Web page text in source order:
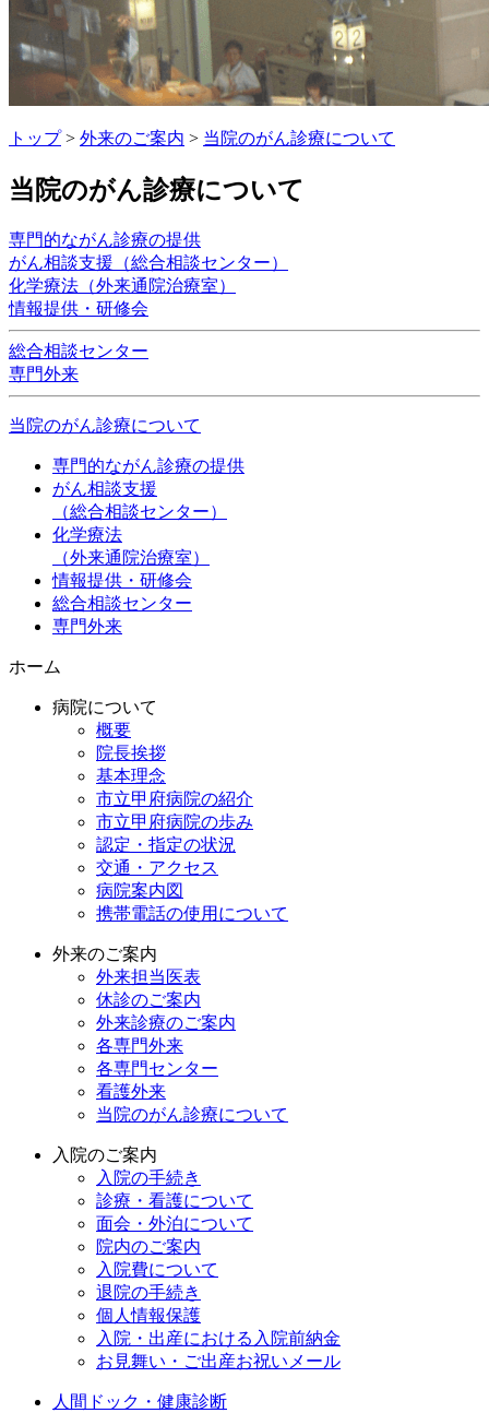
トップ> 外来のご案内 > 当院のがん診療について
当院のがん診療について
専門的ながん診療の提供
がん相談支援（総合相談センター）
化学療法（外来通院治療室）
情報提供・研修会
総合相談センター
専門外来
当院のがん診療について
専門的ながん診療の提供
がん相談支援
（総合相談センター）
化学療法
（外来通院治療室）
情報提供・研修会
総合相談センター
専門外来
ホーム
病院について
概要
院長挨拶
基本理念
市立甲府病院の紹介
市立甲府病院の歩み
認定・指定の状況
交通・アクセス
病院案内図
携帯電話の使用について
外来のご案内
外来担当医表
休診のご案内
外来診療のご案内
各専門外来
各専門センター
看護外来
当院のがん診療について
入院のご案内
入院の手続き
診療・看護について
面会・外泊について
院内のご案内
入院費について
退院の手続き
個人情報保護
入院・出産における入院前納金
お見舞い・ご出産お祝いメール
人間ドック・健康診断